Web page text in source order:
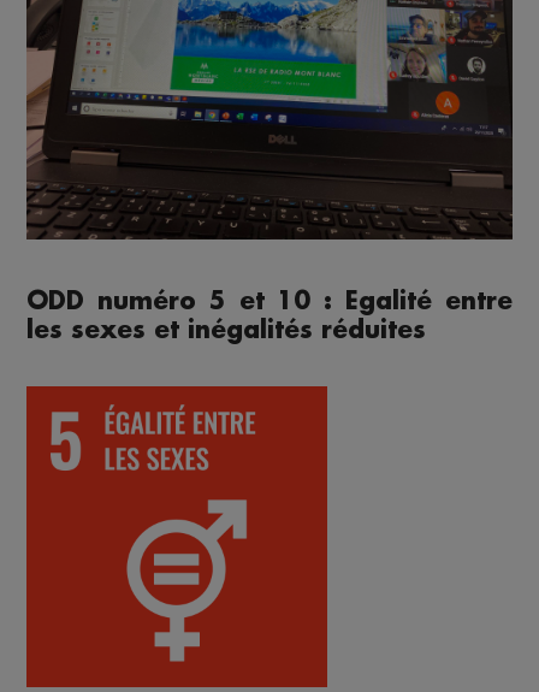
ODD numéro 5 et 10 : Egalité entre
les sexes et inégalités réduites